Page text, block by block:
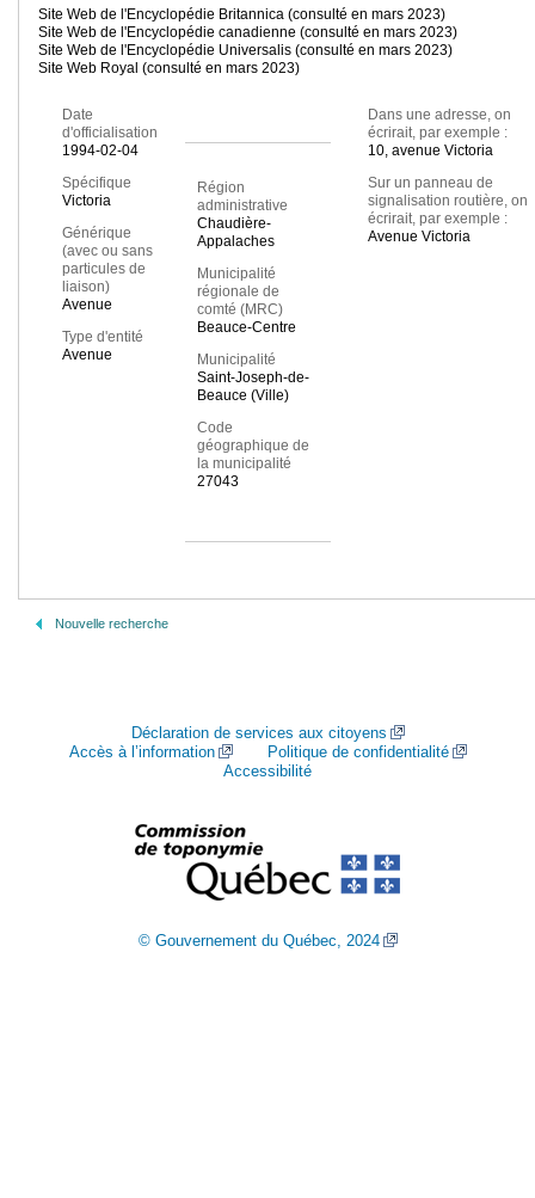
Site Web de l'Encyclopédie Britannica (consulté en mars 2023)
Site Web de l'Encyclopédie canadienne (consulté en mars 2023)
Site Web de l'Encyclopédie Universalis (consulté en mars 2023)
Site Web Royal (consulté en mars 2023)
Date
d'officialisation
1994-02-04
Spécifique
Victoria
Générique
(avec ou sans
particules de
liaison)
Avenue
Type d'entité
Avenue
Région
administrative
Chaudière-
Appalaches
Municipalité
régionale de
comté (MRC)
Beauce-Centre
Municipalité
Saint-Joseph-de-
Beauce (Ville)
Code
géographique de
la municipalité
27043
Dans une adresse, on
écrirait, par exemple :
10, avenue Victoria
Sur un panneau de
signalisation routière, on
écrirait, par exemple :
Avenue Victoria
Nouvelle recherche
Déclaration de services aux citoyens
Accès à l’information
Politique de confidentialité
Accessibilité
© Gouvernement du Québec, 2024